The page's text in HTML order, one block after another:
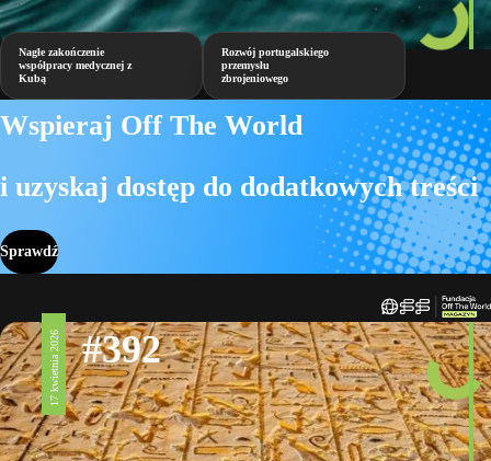
Nagłe zakończenie
współpracy medycznej z
Kubą
Rozwój portugalskiego
przemysłu
zbrojeniowego
Wspieraj Off The World
i uzyskaj dostęp do dodatkowych treści
Sprawdź
17 kwietnia 2026 #392